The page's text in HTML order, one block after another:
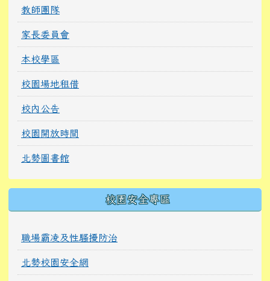
教師團隊
家長委員會
本校學區
校園場地租借
校內公告
校園開放時間
北勢圖書館
校園安全專區
職場霸凌及性騷擾防治
北勢校園安全網